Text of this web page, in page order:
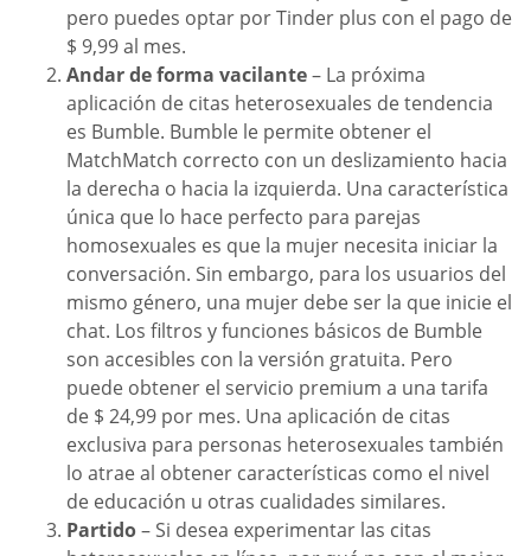
pero puedes optar por Tinder plus con el pago de
$ 9,99 al mes.
Andar de forma vacilante– La próxima
aplicación de citas heterosexuales de tendencia
es Bumble. Bumble le permite obtener el
MatchMatch correcto con un deslizamiento hacia
la derecha o hacia la izquierda. Una característica
única que lo hace perfecto para parejas
homosexuales es que la mujer necesita iniciar la
conversación. Sin embargo, para los usuarios del
mismo género, una mujer debe ser la que inicie el
chat. Los filtros y funciones básicos de Bumble
son accesibles con la versión gratuita. Pero
puede obtener el servicio premium a una tarifa
de $ 24,99 por mes. Una aplicación de citas
exclusiva para personas heterosexuales también
lo atrae al obtener características como el nivel
de educación u otras cualidades similares.
Partido– Si desea experimentar las citas